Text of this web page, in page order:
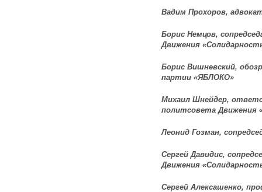
Вадим Прохоров,
Борис Немцов,
Движения
Борис Вишневский,
партии «ЯБЛОКО»
Михаил Шнейдер,
политсовета Движения
Леонид Гозман,
Сергей Давидис,
Движения
Сергей Алексашенко,